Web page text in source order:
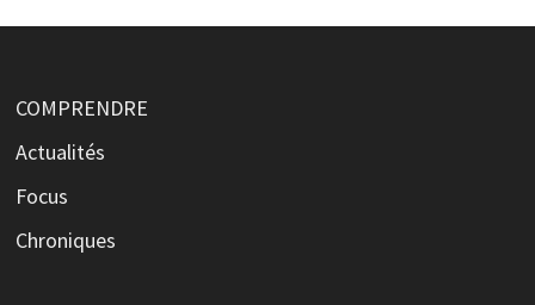
COMPRENDRE
Actualités
Focus
Chroniques